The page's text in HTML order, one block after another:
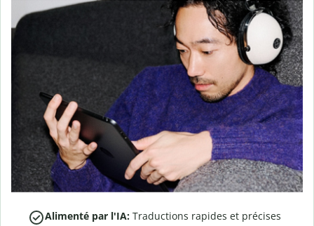
Alimenté par l'IA: Traductions rapides et précises